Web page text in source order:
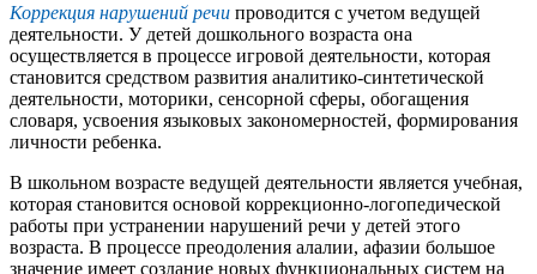
Коррекция нарушений речи проводится с учетом ведущей
деятельности. У детей дошкольного возраста она
осуществляется в процессе игровой деятельности, которая
становится средством развития аналитико-синтетической
деятельности, моторики, сенсорной сферы, обогащения
словаря, усвоения языковых закономерностей, формирования
личности ребенка.
В школьном возрасте ведущей деятельности является учебная,
которая становится основой коррекционно-логопедической
работы при устранении нарушений речи у детей этого
возраста. В процессе преодоления алалии, афазии большое
значение имеет создание новых функциональных систем на